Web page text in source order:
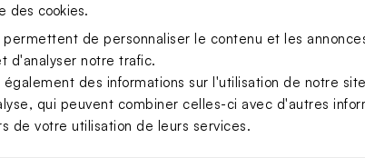
des cookies.
permettent de personnaliser le contenu et les
d'analyser notre trafic.
également des informations sur l'utilisation de notre
qui peuvent combiner celles-ci avec d'autres
de votre utilisation de leurs services.
Contenant dragées baptême tissu rose